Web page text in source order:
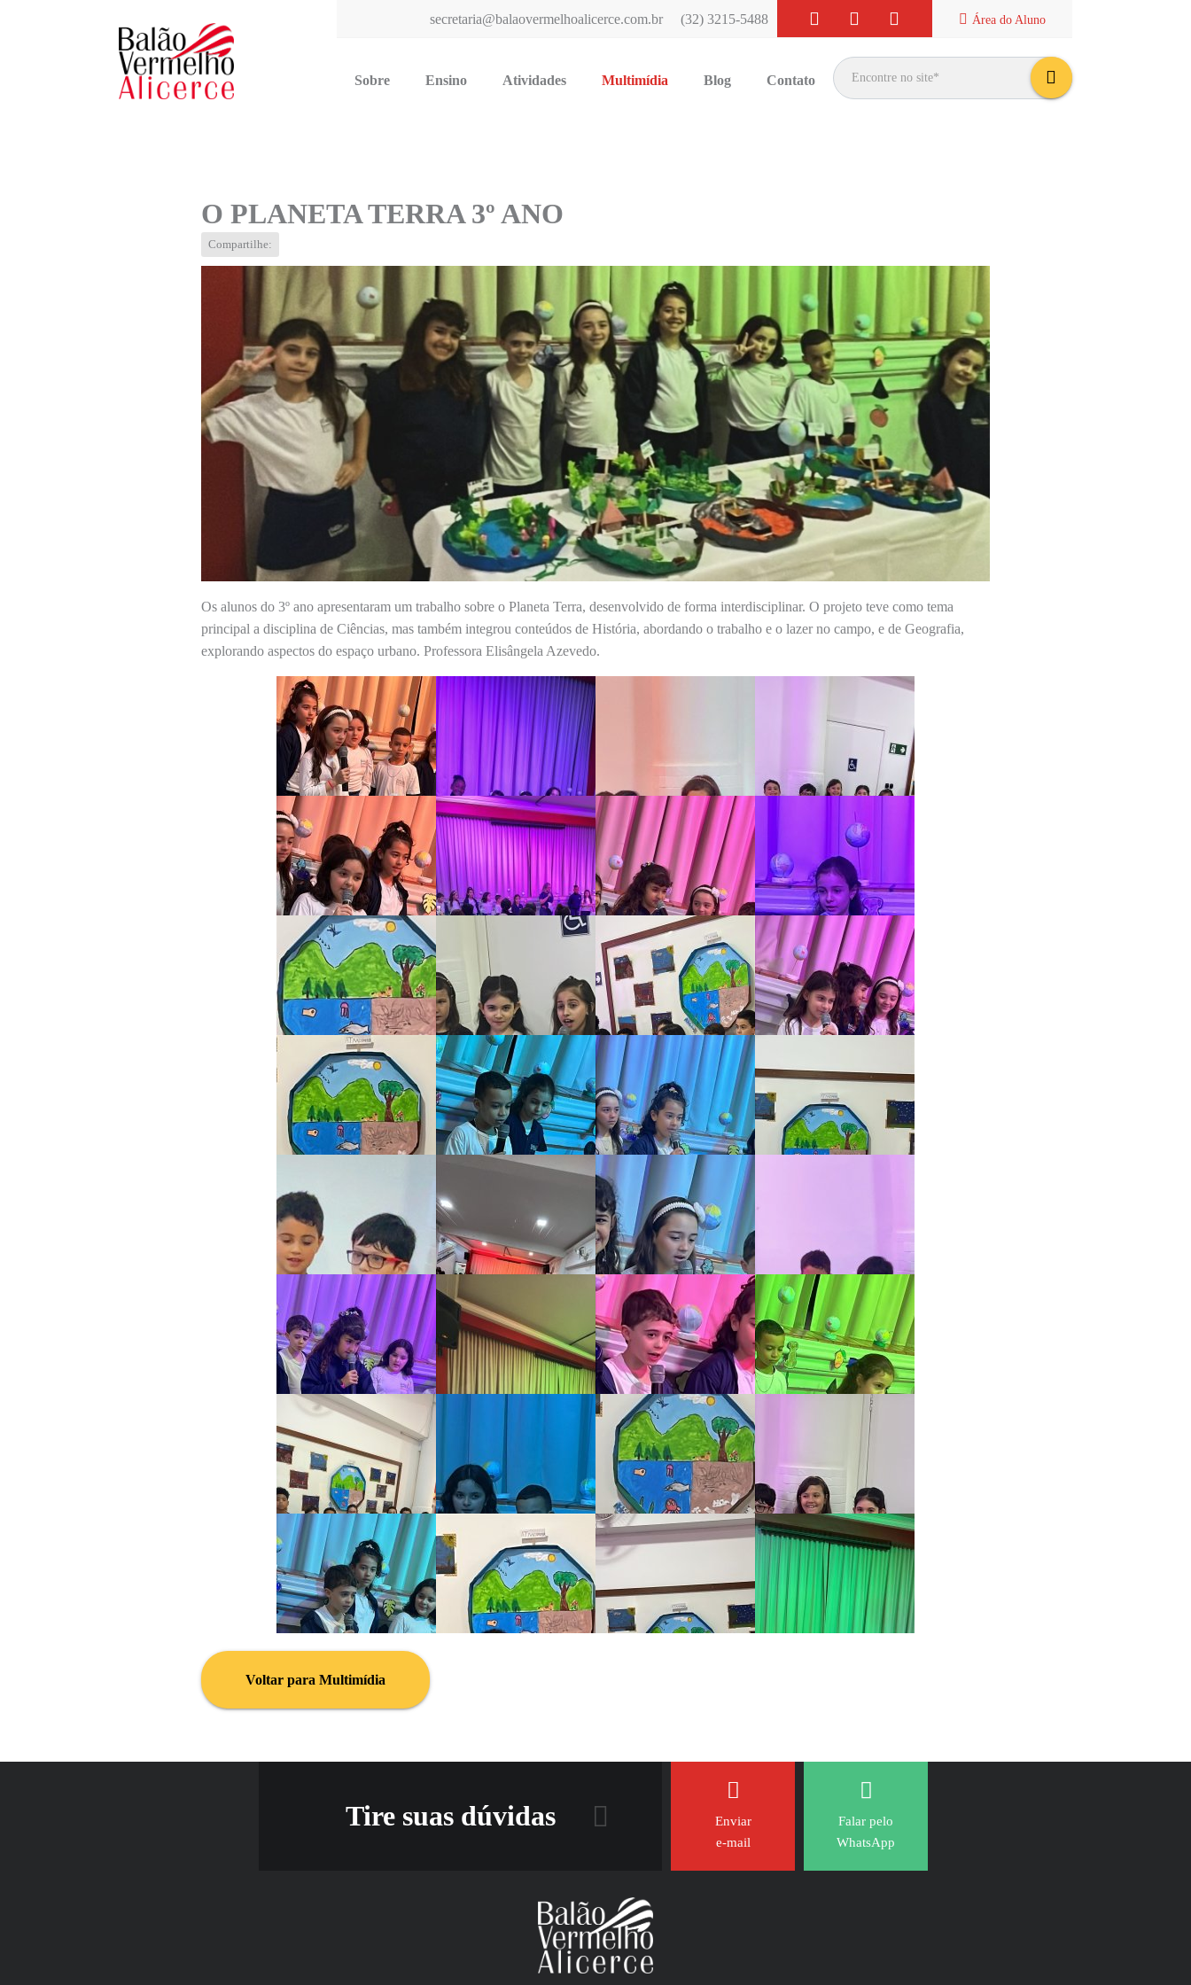
secretaria@balaovermelhoalicerce.com.br (32) 3215-5488 Área do Aluno
Sobre Ensino Atividades Multimídia Blog Contato
O PLANETA TERRA 3º ANO
Compartilhe:
Os alunos do 3º ano apresentaram um trabalho sobre o Planeta Terra, desenvolvido de forma interdisciplinar. O projeto teve como tema
principal a disciplina de Ciências, mas também integrou conteúdos de História, abordando o trabalho e o lazer no campo, e de Geografia,
explorando aspectos do espaço urbano. Professora Elisângela Azevedo.
Voltar para Multimídia
Tire suas dúvidas
Enviar
e-mail
Falar pelo
WhatsApp